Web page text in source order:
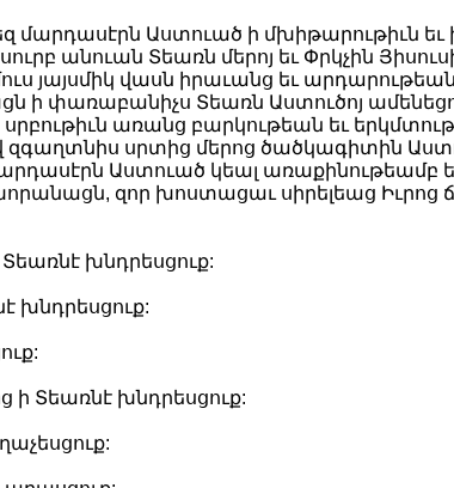
մարդասէրն Աստուած ի մխիթարութիւն
անուան Տեառն մերոյ եւ Փրկչին
յայսմիկ վասն իրաւանց եւ
ի փառաբանիչս Տեառն Աստուծոյ
սրբութիւն առանց բարկութեան եւ
զգաղտնիս սրտից մերոց ծածկագիտին
Աստուած կեալ
զոր խոստացաւ սիրելեաց Իւրոց
խնդրեսցուք:
խնդրեսցուք:
ի Տեառնէ խնդրեսցուք: